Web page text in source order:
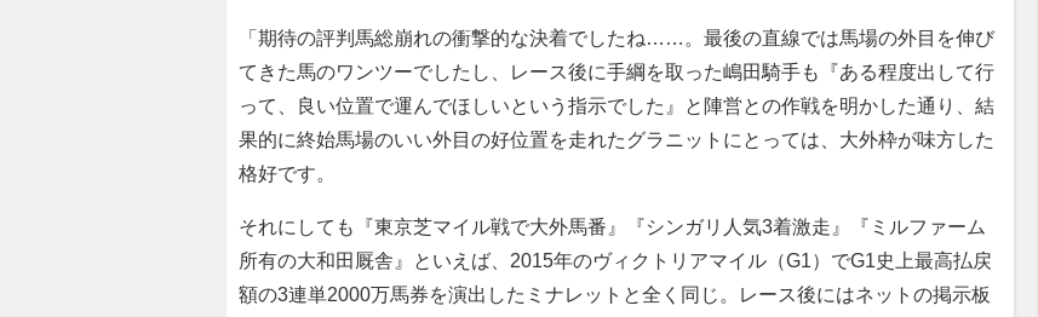
「期待の評判馬総崩れの衝撃的な決着でしたね……。最後の直線では馬場の外目を伸び
てきた馬のワンツーでしたし、レース後に手綱を取った嶋田騎手も『ある程度出して行
って、良い位置で運んでほしいという指示でした』と陣営との作戦を明かした通り、結
果的に終始馬場のいい外目の好位置を走れたグラニットにとっては、大外枠が味方した
格好です。
それにしても『東京芝マイル戦で大外馬番』『シンガリ人気3着激走』『ミルファーム
所有の大和田厩舎』といえば、2015年のヴィクトリアマイル（G1）でG1史上最高払戻
額の3連単2000万馬券を演出したミナレットと全く同じ。レース後にはネットの掲示板